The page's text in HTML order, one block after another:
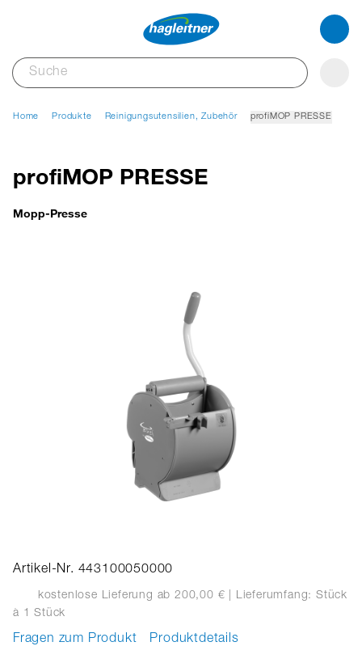
Home Produkte Reinigungsutensilien, Zubehör profiMOP PRESSE
profiMOP PRESSE
Mopp-Presse
Artikel-Nr. 443100050000
kostenlose Lieferung ab 200,00 € | Lieferumfang: Stück
à 1 Stück
Fragen zum Produkt Produktdetails